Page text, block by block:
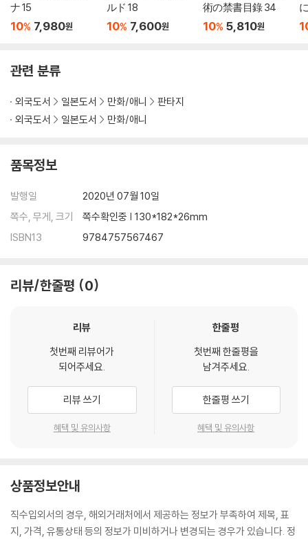
ナ 15
10% 7,980원
ルド 18
10% 7,600원
術の禁書目錄 34
10% 5,810원
관련 분류
외국도서 일본도서 만화/애니
판타지
외국도서
일본도서 만화/애니
품목정보
발행일
2020년 07월 10일
쪽수, 무게, 크기
쪽수확인중 | 130*182*26mm
ISBN13
9784757567467
리뷰/한줄평 0
리뷰
첫번째 리뷰어가
되어주세요.
리뷰 쓰기
혜택 및 유의사항
한줄평
첫번째 한줄평을
남겨주세요.
한줄평 쓰기
혜택 및 유의사항
상품정보안내
직수입외서의 경우, 해외거래처에서 제공하는 정보가 부족하여 제목, 표
지, 가격, 유통상태 등의 정보가 미비하거나 변경되는 경우가 있습니다. 정